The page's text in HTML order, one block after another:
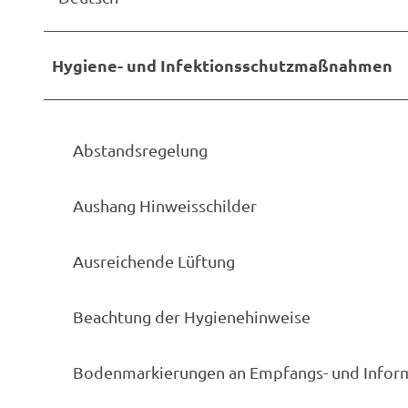
Hygiene- und Infektionsschutzmaßnahmen
Abstandsregelung
Aushang Hinweisschilder
Ausreichende Lüftung
Beachtung der Hygienehinweise
Bodenmarkierungen an Empfangs- und